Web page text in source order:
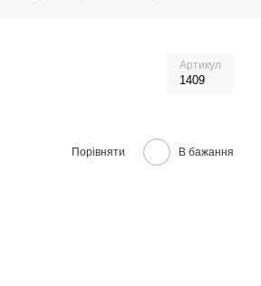
Артикул
1409
Порівняти В бажання